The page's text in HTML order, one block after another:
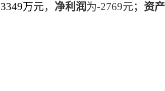
3349万元， 净利润为-2769元； 资